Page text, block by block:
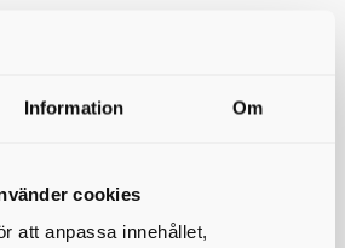
Information Om
cookies
att anpassa innehållet,
badvattnet på din favoritstrand hade
kan du se aktuella uppgifter för de
av kommunen.
temperatur, nederbörd, vind och närhet till